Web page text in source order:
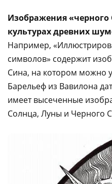
Изображения «черного
культурах древних
Например,
символов» содержит
Сина, на котором можно
Барельеф из Вавилона
имеет высеченные
Солнца, Луны и Черного